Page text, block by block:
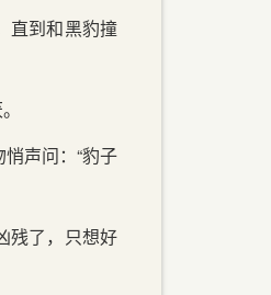
直到和黑豹撞
声问：“豹子
残了，只想好